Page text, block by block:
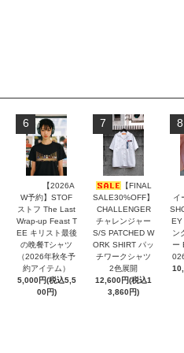
6
【2026A
W予約】STOF
ストフ The Last
Wrap-up Feast T
EE キリスト最後
の晩餐Tシャツ
（2026年秋冬予
約アイテム）
5,000円(税込5,5
00円)
7
【FINAL
SALE30%OFF】
CHALLENGER
チャレンジャー
S/S PATCHED W
ORK SHIRT パッ
チワークシャツ
2色展開
12,600円(税込1
3,860円)
8
イ
EY
ン
ー